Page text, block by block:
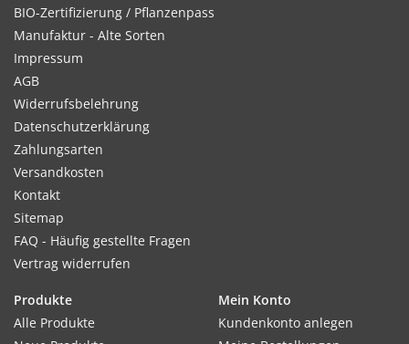
Standort:
Liebt kalkhaltigen, durchlässigen Boden und vollsonnigen
Standort.
Ernte / Blüte:
Ab Juli - September
Verwendung:
BIO-Zertifizierung / Pflanzenpass
Manufaktur - Alte Sorten
Impressum
AGB
Widerrufsbelehrung
Datenschutzerklärung
Zahlungsarten
Versandkosten
Kontakt
Sitemap
FAQ - Häufig gestellte Fragen
Vertrag widerrufen
Produkte
Alle Produkte
Mein Konto
Kundenkonto anlegen